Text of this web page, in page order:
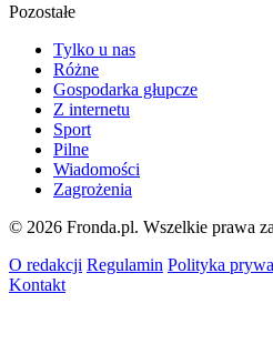
Pozostałe
Tylko u nas
Różne
Gospodarka głupcze
Z internetu
Sport
Pilne
Wiadomości
Zagrożenia
© 2026 Fronda.pl. Wszelkie prawa
O redakcji Regulamin Polityka
Kontakt